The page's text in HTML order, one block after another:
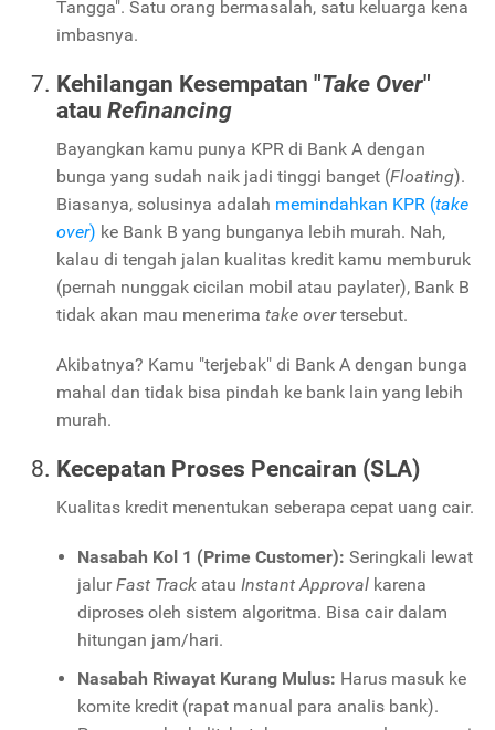
Tangga". Satu orang bermasalah, satu keluarga kena
imbasnya.
Kehilangan Kesempatan "Take Over"
atau Refinancing
Bayangkan kamu punya KPR di Bank A dengan
bunga yang sudah naik jadi tinggi banget (Floating).
Biasanya, solusinya adalah memindahkan KPR (take
over) ke Bank B yang bunganya lebih murah. Nah,
kalau di tengah jalan kualitas kredit kamu memburuk
(pernah nunggak cicilan mobil atau paylater), Bank B
tidak akan mau menerima take overtersebut.
Akibatnya? Kamu "terjebak" di Bank A dengan bunga
mahal dan tidak bisa pindah ke bank lain yang lebih
murah.
Kecepatan Proses Pencairan (SLA)
Kualitas kredit menentukan seberapa cepat uang cair.
Nasabah Kol 1 (Prime Customer): Seringkali lewat
jalurFast Track atauInstant Approval karena
diproses oleh sistem algoritma. Bisa cair dalam
hitungan jam/hari.
Nasabah Riwayat Kurang Mulus: Harus masuk ke
komite kredit (rapat manual para analis bank).